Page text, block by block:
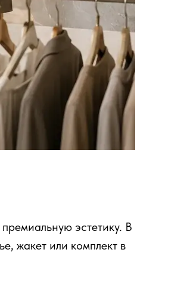
эстетику. В
жакет или комплект в